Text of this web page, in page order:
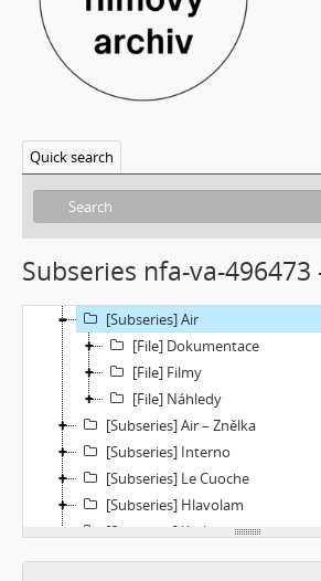
Quick search
Subseries nfa-va-496473
[Subseries] Přestávka
[Subseries] Zrzavý film
[Subseries] Sběratel – Detail
[Subseries] Sběratel
[Subseries] Polednice
[Subseries] 13. revír
[Subseries] Po stopách krve
[Subseries] Spejbl a Hurvínek
[Subseries] Větev – Prorážení
[Subseries] Air
[File] Dokumentace
[File] Filmy
[File] Náhledy
[Subseries] Air – Znělka
[Subseries] Interno
[Subseries] Le Cuoche
[Subseries] Hlavolam
[Subseries] Kytka
[Subseries] Erosynta I